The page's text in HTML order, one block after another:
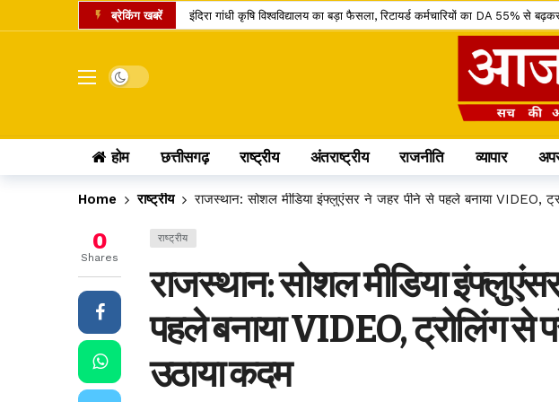
ब्रेकिंग खबरें इंदिरा गांधी कृषि विश्वविद्यालय का बड़ा फैसला, रिटायर्ड कर्मचारियों का DA 55% से
छत्तीसगढ़ में राशन वितरण का नया मॉडल, अब ग्रीन ATM से मिलेगा मुफ्त अनाज
छत्तीसगढ़ के यात्रियों के लिए खुशखबरी, 240 इलेक्ट्रिक बसों को मिली मंजूरी 17
स्वतंत्रता दिवस पर बस्तर में ऐतिहासिक पहल, पहली बार 92 गांवों में फहरेगा तिरंगा 3
रायपुर समेत कई जिलों में तेज बारिश की संभावना, IMD ने जारी किया ऑरेंज और येलो
डोंगरगढ़ BJP मंडल इकाई भंग, 5 कार्यकर्ता निष्कासित; अनुशासन पर बोले डिप्टी CM
Dark mode
होम छत्तीसगढ़ राष्ट्रीय अंतराष्ट्रीय राजनीति व्यापार
Home राष्ट्रीय राजस्थान: सोशल मीडिया इंफ्लुएंसर ने जहर पीने से पहले बनाया VIDEO,
राष्ट्रीय
राजस्थान: सोशल मीडिया
पहले बनाया VIDEO, ट्रोलिंग से
उठाया कदम
0
Shares